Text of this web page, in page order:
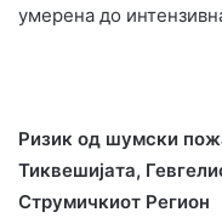
умерена до
Ризик од шумски
Тиквешијата,
Струмичкиот Регион